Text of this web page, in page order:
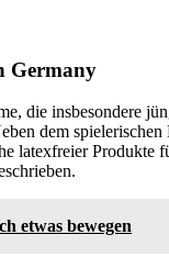
Germany
die insbesondere
dem
latexfreier Produkte
etwas bewegen